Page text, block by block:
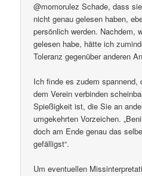
@momorulez Schade, dass
nicht genau gelesen haben,
persönlich werden. Nachdem,
gelesen habe, hätte ich
Toleranz gegenüber anderen
Ich finde es zudem
dem Verein verbinden
Spießigkeit ist, die Sie an
umgekehrten Vorzeichen.
doch am Ende genau das
gefälligst“.
Um eventuellen